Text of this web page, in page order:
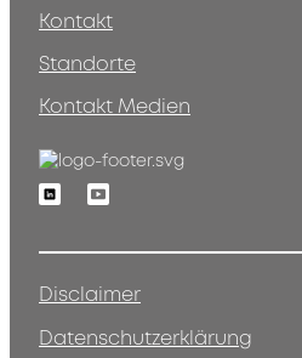
Kontakt
Standorte
Kontakt Medien
LinkedinYoutube
Disclaimer
Datenschutzerklärung